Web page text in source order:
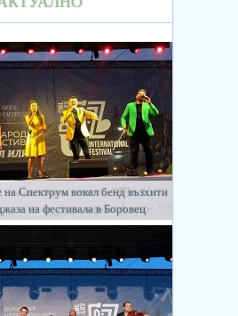
на Спектрум вокал бенд възхити
на фестивала в Боровец